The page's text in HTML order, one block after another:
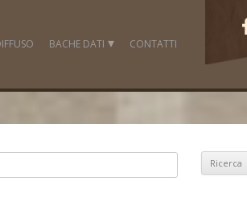
BACHE DATI
FONTI ICONOGRAFICHE
CONTATTI